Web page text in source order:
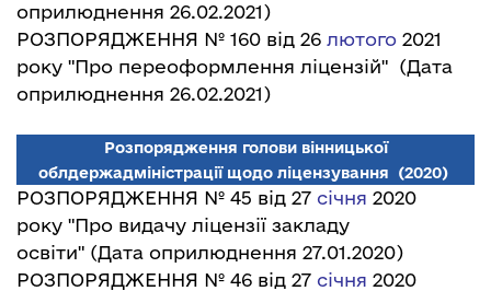
оприлюднення 26.02.2021)
РОЗПОРЯДЖЕННЯ № 160 від 26 лютого 2021
року "Про переоформлення ліцензій" (Дата
оприлюднення 26.02.2021)
Розпорядження голови вінницької
облдержадміністрації щодо ліцензування
(2020)
РОЗПОРЯДЖЕННЯ № 45 від 27 січня 2020
року "Про видачу ліцензії закладу
освіти" (Дата оприлюднення 27.01.2020)
РОЗПОРЯДЖЕННЯ № 46 від 27 січня 2020